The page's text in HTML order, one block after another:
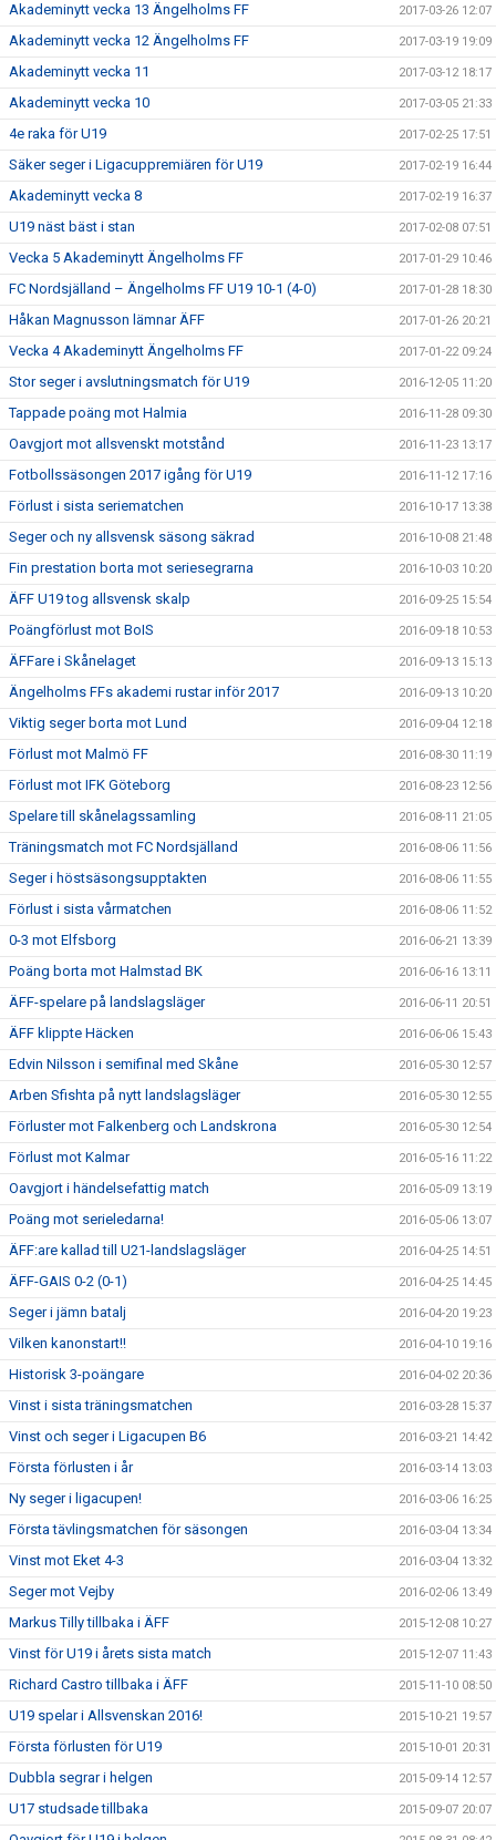
Akademinytt vecka 13 Ängelholms FF 2017-03-26 12:07
Akademinytt vecka 12 Ängelholms FF 2017-03-19 19:09
Akademinytt vecka 11 2017-03-12 18:17
Akademinytt vecka 10 2017-03-05 21:33
4e raka för U19 2017-02-25 17:51
Säker seger i Ligacuppremiären för U19 2017-02-19 16:44
Akademinytt vecka 8 2017-02-19 16:37
U19 näst bäst i stan 2017-02-08 07:51
Vecka 5 Akademinytt Ängelholms FF 2017-01-29 10:46
FC Nordsjälland – Ängelholms FF U19 10-1 (4-0) 2017-01-28 18:30
Håkan Magnusson lämnar ÄFF 2017-01-26 20:21
Vecka 4 Akademinytt Ängelholms FF 2017-01-22 09:24
Stor seger i avslutningsmatch för U19 2016-12-05 11:20
Tappade poäng mot Halmia 2016-11-28 09:30
Oavgjort mot allsvenskt motstånd 2016-11-23 13:17
Fotbollssäsongen 2017 igång för U19 2016-11-12 17:16
Förlust i sista seriematchen 2016-10-17 13:38
Seger och ny allsvensk säsong säkrad 2016-10-08 21:48
Fin prestation borta mot seriesegrarna 2016-10-03 10:20
ÄFF U19 tog allsvensk skalp 2016-09-25 15:54
Poängförlust mot BoIS 2016-09-18 10:53
ÄFFare i Skånelaget 2016-09-13 15:13
Ängelholms FFs akademi rustar inför 2017 2016-09-13 10:20
Viktig seger borta mot Lund 2016-09-04 12:18
Förlust mot Malmö FF 2016-08-30 11:19
Förlust mot IFK Göteborg 2016-08-23 12:56
Spelare till skånelagssamling 2016-08-11 21:05
Träningsmatch mot FC Nordsjälland 2016-08-06 11:56
Seger i höstsäsongsupptakten 2016-08-06 11:55
Förlust i sista vårmatchen 2016-08-06 11:52
0-3 mot Elfsborg 2016-06-21 13:39
Poäng borta mot Halmstad BK 2016-06-16 13:11
ÄFF-spelare på landslagsläger 2016-06-11 20:51
ÄFF klippte Häcken 2016-06-06 15:43
Edvin Nilsson i semifinal med Skåne 2016-05-30 12:57
Arben Sfishta på nytt landslagsläger 2016-05-30 12:55
Förluster mot Falkenberg och Landskrona 2016-05-30 12:54
Förlust mot Kalmar 2016-05-16 11:22
Oavgjort i händelsefattig match 2016-05-09 13:19
Poäng mot serieledarna! 2016-05-06 13:07
ÄFF:are kallad till U21-landslagsläger 2016-04-25 14:51
ÄFF-GAIS 0-2 (0-1) 2016-04-25 14:45
Seger i jämn batalj 2016-04-20 19:23
Vilken kanonstart!! 2016-04-10 19:16
Historisk 3-poängare 2016-04-02 20:36
Vinst i sista träningsmatchen 2016-03-28 15:37
Vinst och seger i Ligacupen B6 2016-03-21 14:42
Första förlusten i år 2016-03-14 13:03
Ny seger i ligacupen! 2016-03-06 16:25
Första tävlingsmatchen för säsongen 2016-03-04 13:34
Vinst mot Eket 4-3 2016-03-04 13:32
Seger mot Vejby 2016-02-06 13:49
Markus Tilly tillbaka i ÄFF 2015-12-08 10:27
Vinst för U19 i årets sista match 2015-12-07 11:43
Richard Castro tillbaka i ÄFF 2015-11-10 08:50
U19 spelar i Allsvenskan 2016! 2015-10-21 19:57
Första förlusten för U19 2015-10-01 20:31
Dubbla segrar i helgen 2015-09-14 12:57
U17 studsade tillbaka 2015-09-07 20:07